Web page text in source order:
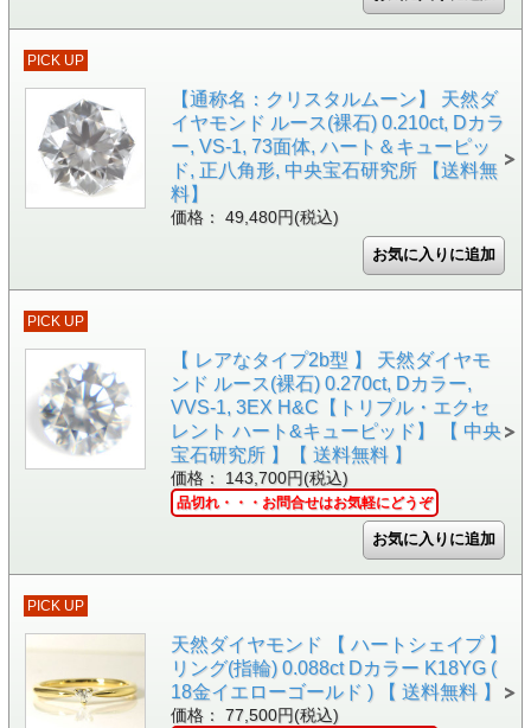
PICK UP
【通称名：クリスタルムーン】 天然ダ
イヤモンド ルース(裸石) 0.210ct, Dカラ
ー, VS-1, 73面体, ハート＆キューピッ
ド, 正八角形, 中央宝石研究所 【送料無
料】
価格： 49,480円(税込)
PICK UP
【 レアなタイプ2b型 】 天然ダイヤモ
ンド ルース(裸石) 0.270ct, Dカラー,
VVS-1, 3EX H&C【トリプル・エクセ
レント ハート&キューピッド】 【 中央
宝石研究所 】【 送料無料 】
価格： 143,700円(税込)
品切れ・・・お問合せはお気軽にどうぞ
PICK UP
天然ダイヤモンド 【 ハートシェイプ 】
リング(指輪) 0.088ct Dカラー K18YG (
18金イエローゴールド ) 【 送料無料 】
価格： 77,500円(税込)